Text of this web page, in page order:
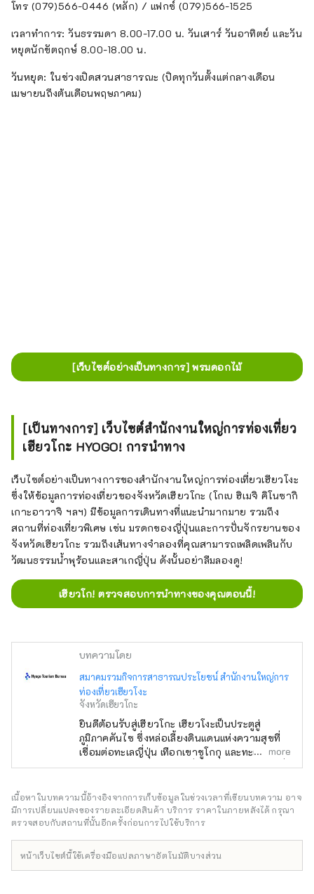
โทร (079)566-0446 (หลัก) / แฟกซ์ (079)566-1525
เวลาทำการ: วันธรรมดา 8.00-17.00 น. วันเสาร์ วันอาทิตย์ และวัน
หยุดนักขัตฤกษ์ 8.00-18.00 น.
วันหยุด: ในช่วงเปิดสวนสาธารณะ (ปิดทุกวันตั้งแต่กลางเดือน
เมษายนถึงต้นเดือนพฤษภาคม)
[เว็บไซต์อย่างเป็นทางการ] พรมดอกไม้
[เป็นทางการ] เว็บไซต์สำนักงานใหญ่การท่องเที่ยว
เฮียวโกะ HYOGO! การนำทาง
เว็บไซต์อย่างเป็นทางการของสำนักงานใหญ่การท่องเที่ยวเฮียวโงะ
ซึ่งให้ข้อมูลการท่องเที่ยวของจังหวัดเฮียวโกะ (โกเบ ฮิเมจิ คิโนซากิ
เกาะอาวาจิ ฯลฯ) มีข้อมูลการเดินทางที่แนะนำมากมาย รวมถึง
สถานที่ท่องเที่ยวพิเศษ เช่น มรดกของญี่ปุ่นและการปั่นจักรยานของ
จังหวัดเฮียวโกะ รวมถึงเส้นทางจำลองที่คุณสามารถเพลิดเพลินกับ
วัฒนธรรมน้ำพุร้อนและสาเกญี่ปุ่น ดังนั้นอย่าลืมลองดู!
เฮียวโก! ตรวจสอบการนำทางของคุณตอนนี้!
บทความโดย
สมาคมรวมกิจการสาธารณประโยชน์ สำนักงานใหญ่การ
ท่องเที่ยวเฮียวโงะ
จังหวัดเฮียวโกะ
ยินดีต้อนรับสู่เฮียวโกะ เฮียวโงะเป็นประตูสู่
ภูมิภาคคันไซ ซึ่งหล่อเลี้ยงดินแดนแห่งความสุขที่
เชื่อมต่อทะเลญี่ปุ่น เทือกเขาชูโกกุ และทะเลเซโตะ
ใน ตลอดจนสภาพอากาศที่มีความสุข มีทิวทัศน์ที่
ปราสาทฮิเมจิ มรดกโลกที่ได้รับเลือกให้เป็นหนึ่ง
ใน 100 จุดชมซากุระที่ดีที่สุด และทิวทัศน์ยาม
ค่ำคืนแบบพาโนรามาจากภูเขาร็อคโค แบรนด์โก
หมายเหมือนกันกับเนื้อทาจิมะ เป็นหนึ่งในเนื้อวัว
more
เนื้อหาในบทความนี้อ้างอิงจากการเก็บข้อมูลในช่วงเวลาที่เขียนบทความ อาจ
มีการเปลี่ยนแปลงของรายละเอียดสินค้า บริการ ราคาในภายหลังได้ กรุณา
ตรวจสอบกับสถานที่นั้นอีกครั้งก่อนการไปใช้บริการ
หน้าเว็บไซต์นี้ใช้เครื่องมือแปลภาษาอัตโนมัติบางส่วน